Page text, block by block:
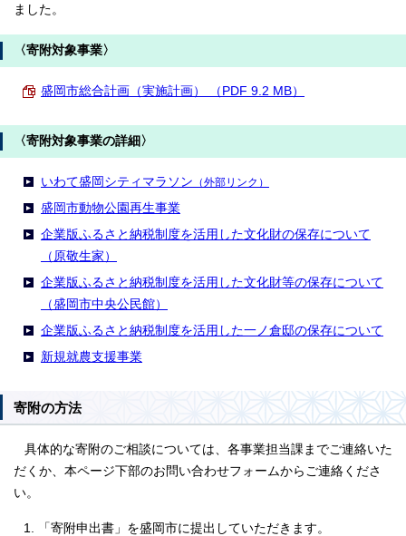
ました。
〈寄附対象事業〉
盛岡市総合計画（実施計画） （PDF 9.2 MB）
〈寄附対象事業の詳細〉
いわて盛岡シティマラソン （外部リンク）
盛岡市動物公園再生事業
企業版ふるさと納税制度を活用した文化財の保存について
（原敬生家）
企業版ふるさと納税制度を活用した文化財等の保存について
（盛岡市中央公民館）
企業版ふるさと納税制度を活用した一ノ倉邸の保存について
新規就農支援事業
寄附の方法
具体的な寄附のご相談については、各事業担当課までご連絡いた
だくか、本ページ下部のお問い合わせフォームからご連絡くださ
い。
「寄附申出書」を盛岡市に提出していただきます。